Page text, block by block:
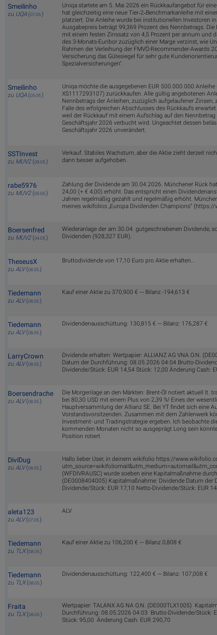
Smeilinho
zu UQA(07.05.)
Uniqa startete am 5. Mai 2026 ein Rückkaufangebot für
hat gleichzeitig eine neue Tier‑2‑Benchmarkanleihe mit
platziert. Die Anleihe wurde bei institutionellen Investoren
Ausgabepreis beträgt 99,369 Prozent des Nennbetrags.
mit einem festen Zinssatz von 4,5 Prozent per annum und
des 3-Monats-Euribor zuzüglich einer Marge verzinst, wie
Rahmen der Verleihung der FMVÖ-Recommender-Awards
Versicherung das Gütesiegel für sehr gute
Spezialversicherungen".
Smeilinho
zu UQA(05.05.)
Uniqa möchte die ausgegebenen EUR 500.000.000
XS1117293107) zurückkaufen. Alle gültig angebotenen
Nennbetrags der Anleihen, zuzüglich aufgelaufener
Falle des erfolgreichen Abschlusses des Rückkaufs
weil der Rückkauf mit einem Aufschlag auf den
Geschäftsjahr 2026 verbucht wird. Ungeachtet dessen
Geschäftsjahr 2026 unverändert.
SSTInvest
zu MUV2(08.05.)
Verkauf. Stabiles Wachstum, aber die Aktie zieht derzeit
dann besser aufgehoben.
rabe5976
zu MUV2(05.05.)
Zahlung der Dividende am 30.04.2026. Münchener Rück
24,00 (+ € 4,00) erhöht. Das entspricht einen
Jahren regelmäßig gezahlt und regelmäßig erhöht.
meines wikifolios „Europa Dividenden Champions“
Boersenfred
zu MUV2(04.05.)
Wiederanlage der am 30.04. gutgeschriebenen Dividende,
Dividenden (928,327 EUR).
TheseusX
zu ALV(08.05.)
Bruttodividende von 17,10 Euro pro Aktie erhalten...
Tiedemann
zu ALV(08.05.)
Kauf einer Aktie zu 370,900 € --- Bilanz -194,613 €
Tiedemann
zu ALV(08.05.)
Dividendenausschüttung: 130,815 € --- Bilanz: 176,287 €
LarryCrown
zu ALV(08.05.)
Dividende erhalten: Wertpapier: ALLIANZ AG VNA O.N.
Datum der Durchführung: 08.05.2026 04:04 Brutto-
Dividende/Stück: EUR 14,54 Stück: 12,00 Änderung Cash:
Boersendrache
zu ALV(08.05.)
Die Morgenlage an den Märkten: Brent-Öl notiert aktuell lt.
bei 80,30 USD mit einem Plus von 2,39 %! Eines der
Hauptversammlung der Allianz SE. Bei YT findet sich eine
Vorstandsvorsitzenden. Zusammen mit dem Zahlenwerk
Investment- und Tradingstrategie ergeben. Ich beobachte
kommenden Monaten nicht so ausgeprägt Long sein
Position rotiert.
DiviDug
zu ALV(08.05.)
Hallo lieber User, in deinem wikifolio https://
(WFDIVRAUSC) wurde soeben eine Kapitalmaßnahme
(DE0008404005) Kapitalmaßnahme: Dividende Datum
Dividende/Stück: EUR 17,10 Netto-Dividende/Stück: EUR
aleta123
zu ALV(07.05.)
ALV
Tiedemann
zu TLX(08.05.)
Kauf einer Aktie zu 106,200 € --- Bilanz 0,808 €
Tiedemann
zu TLX(08.05.)
Dividendenausschüttung: 122,400 € --- Bilanz: 107,008 €
Fraita
zu TLX(08.05.)
Wertpapier: TALANX AG NA O.N. (DE000TLX1005)
Durchführung: 08.05.2026 04:03 Brutto-Dividende/Stück:
Stück: 95,00 Änderung Cash: EUR 290,70